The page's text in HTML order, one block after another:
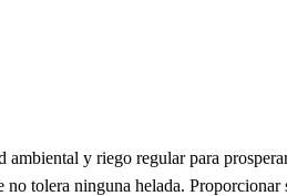
y riego regular para
tolera ninguna helada.